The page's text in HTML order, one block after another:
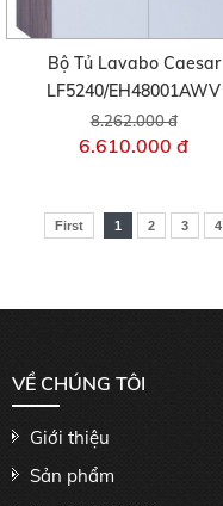
Bộ Tủ Lavabo Caesar
LF5240/EH48001AWV
8.262.000 đ
6.610.000 đ
First 1 2 3 4
VỀ CHÚNG TÔI
Giới thiệu
Sản phẩm